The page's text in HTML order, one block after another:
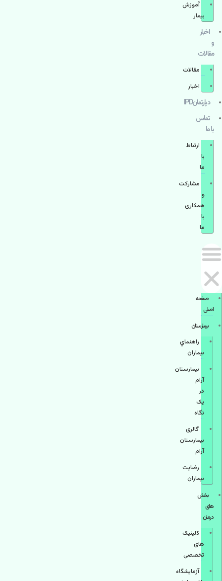
آموزش
بیمار
اخبار
و
مقالات
مقالات
اخبار
دپارتمانIPD
تماس
با ما
ارتباط
با
ما
مشاركت
و
همكاری
با
ما
صفحه
اصلی
بيمارستان
راهنماي
بیماران
بیمارستان
آرام
در
یک
نگاه
گالری
بیمارستان
آرام
رضایت
بیماران
بخش
های
درمان
کلینیک
های
تخصصی
آزمایشگاه